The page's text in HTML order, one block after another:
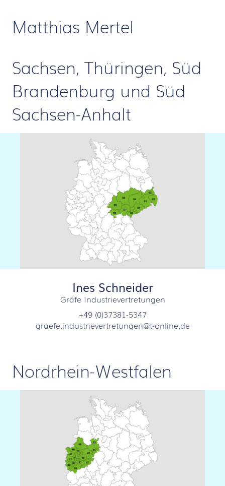
Matthias Mertel
Sachsen, Thüringen, Süd
Brandenburg und Süd
Sachsen-Anhalt
Ines Schneider
Gräfe Industrievertretungen
+49 (0)37381-5347
graefe.industrievertretungen@t-online.de
Nordrhein-Westfalen